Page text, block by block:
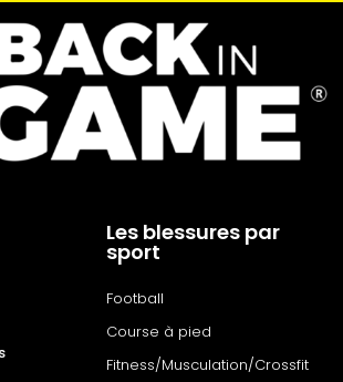
Les blessures par
sport
Football
Course à pied
Fitness/Musculation/Crossfit